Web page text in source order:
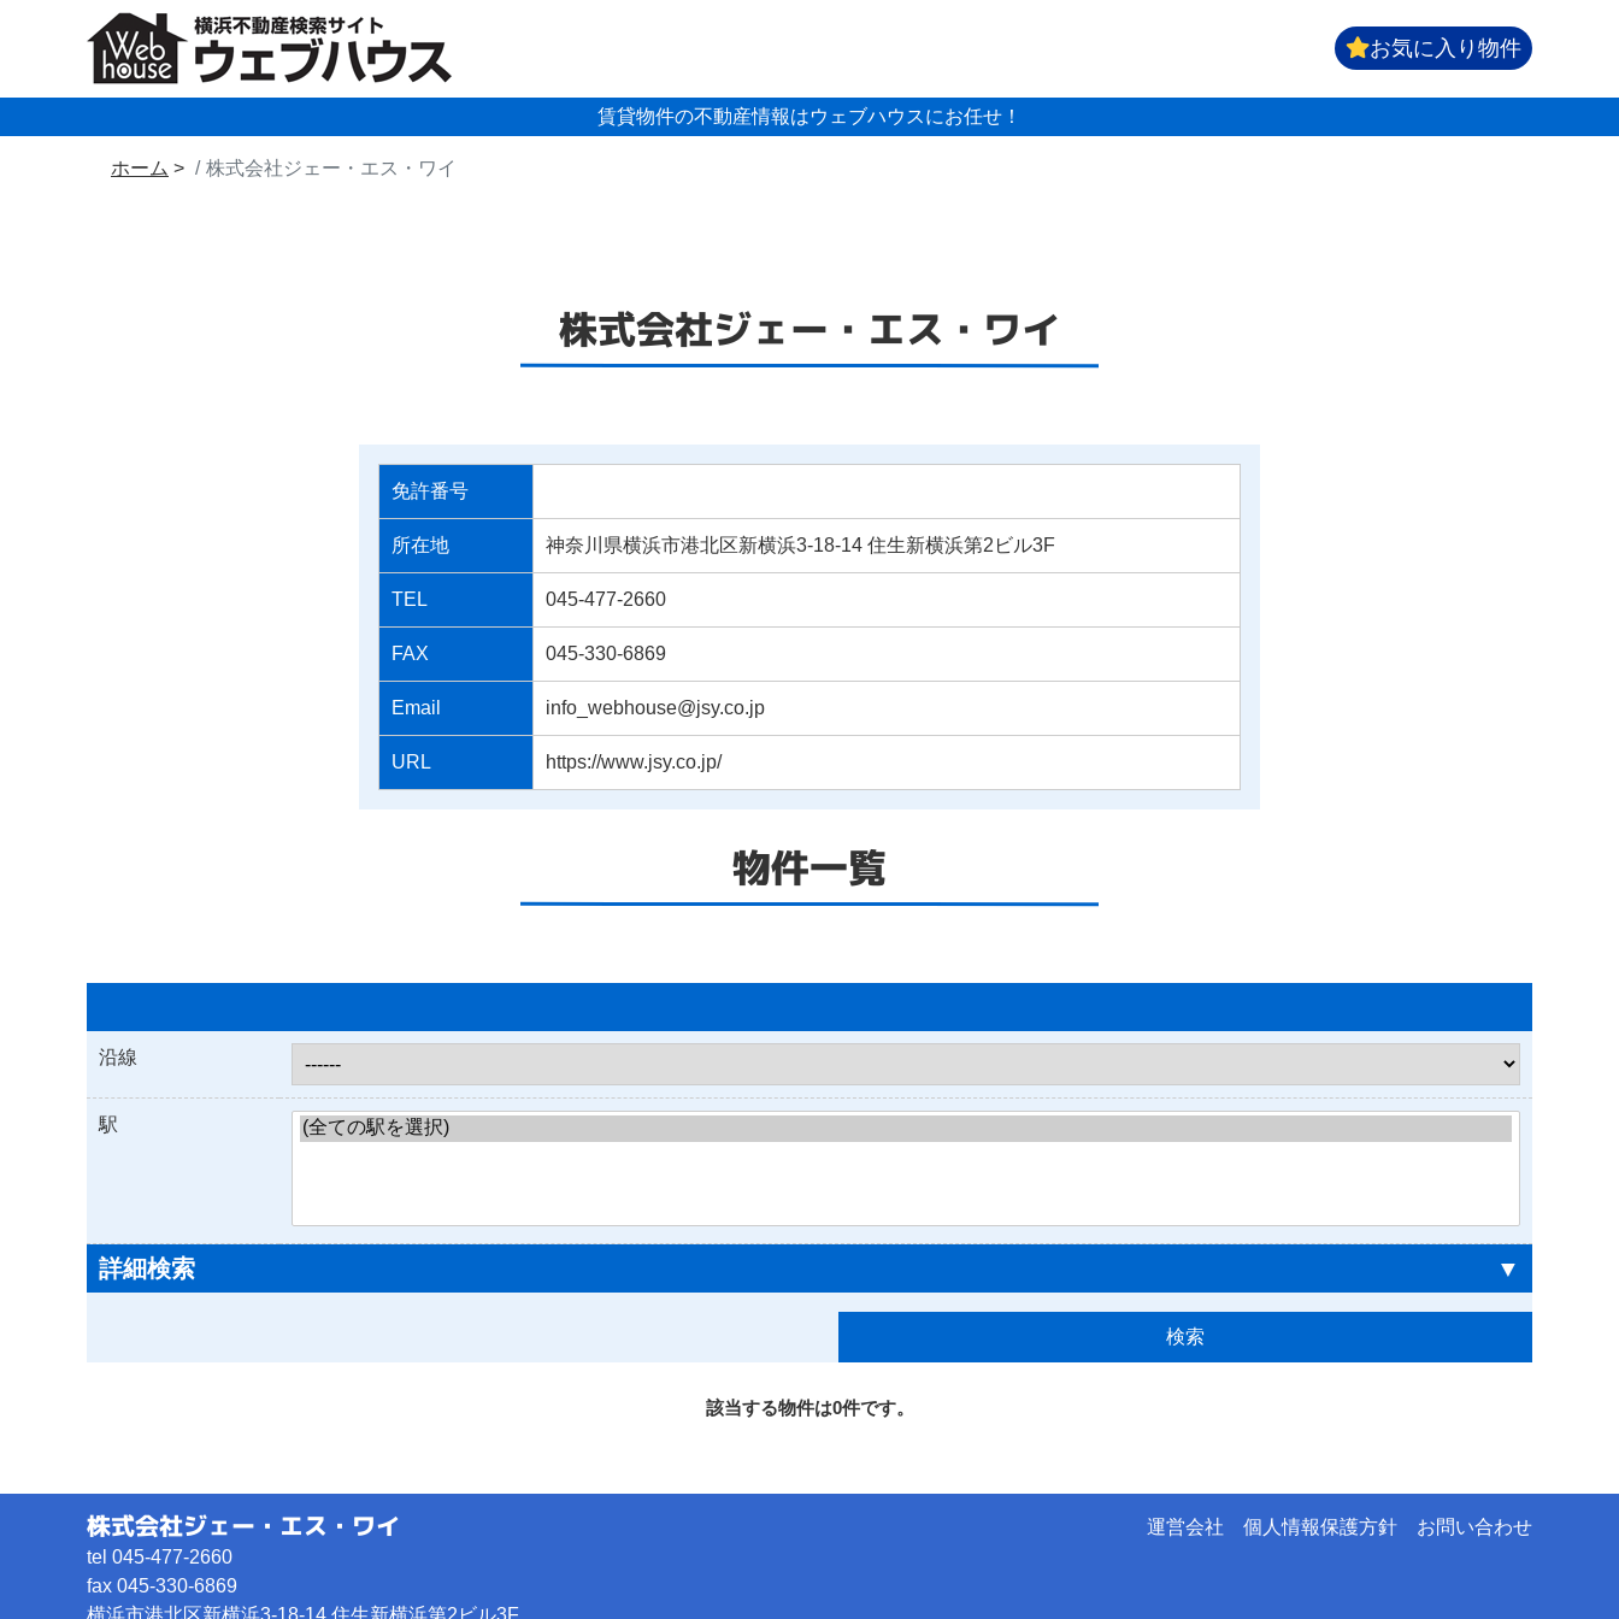
お気に入り物件
賃貸物件の不動産情報はウェブハウスにお任せ！
ホーム 株式会社ジェー・エス・ワイ
株式会社ジェー・エス・ワイ
免許番号
所在地 神奈川県横浜市港北区新横浜3-18-14 住生新横浜第2ビル3F
TEL 045-477-2660
FAX 045-330-6869
Email info_webhouse@jsy.co.jp
URL https://www.jsy.co.jp/
物件一覧
沿線
駅
詳細検索 ▼
該当する物件は0件です。
運営会社 個人情報保護方針 お問い合わせ
株式会社ジェー・エス・ワイ
tel 045-477-2660
fax 045-330-6869
横浜市港北区新横浜3-18-14 住生新横浜第2ビル3F